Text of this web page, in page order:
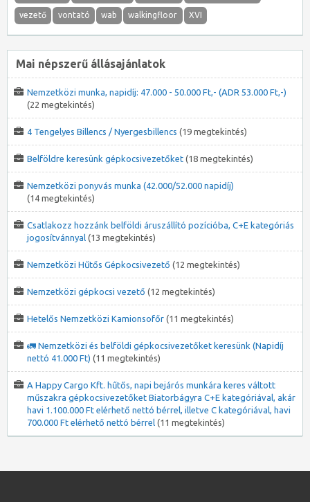
vezető vontató wab walkingfloor XVI
Mai népszerű állásajánlatok
Nemzetközi munka, napidíj: 47.000 - 50.000 Ft,- (ADR 53.000 Ft,-)
(22 megtekintés)
4 Tengelyes Billencs / Nyergesbillencs (19 megtekintés)
Belföldre keresünk gépkocsivezetőket (18 megtekintés)
Nemzetközi ponyvás munka (42.000/52.000 napidíj)
(14 megtekintés)
Csatlakozz hozzánk belföldi áruszállító pozícióba, C+E kategóriás
jogosítvánnyal (13 megtekintés)
Nemzetközi Hűtős Gépkocsivezető (12 megtekintés)
Nemzetközi gépkocsi vezető (12 megtekintés)
Hetelős Nemzetközi Kamionsofőr (11 megtekintés)
🚛 Nemzetközi és belföldi gépkocsivezetőket keresünk (Napidíj
nettó 41.000 Ft) (11 megtekintés)
A Happy Cargo Kft. hűtős, napi bejárós munkára keres váltott
műszakra gépkocsivezetőket Biatorbágyra C+E kategóriával, akár
havi 1.100.000 Ft elérhető nettó bérrel, illetve C kategóriával, havi
700.000 Ft elérhető nettó bérrel (11 megtekintés)